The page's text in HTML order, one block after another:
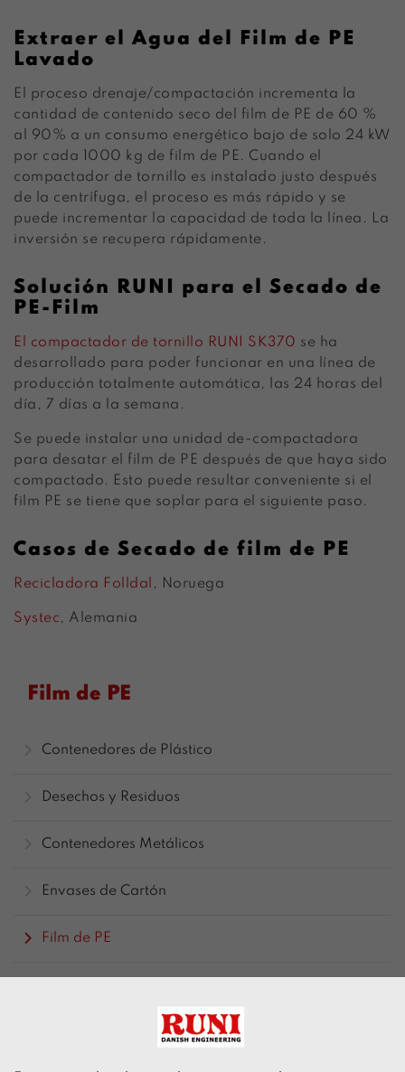
Extraer el Agua del Film de PE
Lavado
El proceso drenaje/compactación incrementa la
cantidad de contenido seco del film de PE de 60 %
al 90% a un consumo energético bajo de solo 24 kW
por cada 1000 kg de film de PE. Cuando el
compactador de tornillo es instalado justo después
de la centrífuga, el proceso es más rápido y se
puede incrementar la capacidad de toda la línea. La
inversión se recupera rápidamente.
Solución RUNI para el Secado de
PE-Film
El compactador de tornillo RUNI SK370 se ha
desarrollado para poder funcionar en una línea de
producción totalmente automática, las 24 horas del
día, 7 días a la semana.
Se puede instalar una unidad de-compactadora
para desatar el film de PE después de que haya sido
compactado. Esto puede resultar conveniente si el
film PE se tiene que soplar para el siguiente paso.
Casos de Secado de film de PE
Recicladora Folldal , Noruega
Systec, Alemania
Film de PE
Contenedores de Plástico
Desechos y Residuos
Contenedores Metálicos
Envases de Cartón
Film de PE